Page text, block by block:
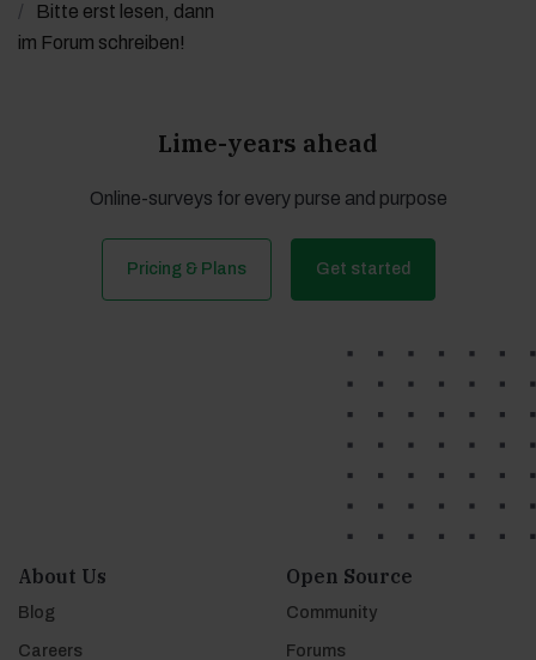
Bitte erst lesen, dann
im Forum schreiben!
Lime-years ahead
Online-surveys for every purse and purpose
Pricing & Plans Get started
About Us
Blog
Careers
Open Source
Community
Forums